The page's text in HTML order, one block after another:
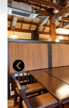
たが、2023年12月
（0288-98-0336）
のみの発行・押印
お願い申し上げま
魚・一升べら・ば
土食もお召し上が
り込んだ囲炉裏会
●ご夕食●
○特選和牛ミニステ
○囲炉裏会席
串焼、鍋物、刺身
※季節や仕入状況